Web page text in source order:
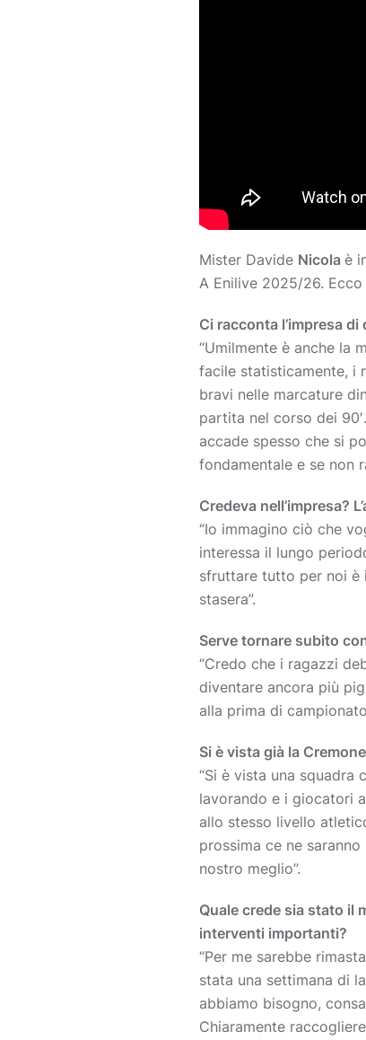
Mister Davide Nicola è
A Enilive 2025/26.
Ci racconta l’impresa
“Umilmente è anche la
facile statisticamente, i
bravi nelle marcature
partita nel corso dei
accade spesso che si
fondamentale e se non
Credeva nell’impresa?
“Io immagino ciò che
interessa il lungo
sfruttare tutto per noi è
stasera”.
Serve tornare subito
“Credo che i ragazzi
diventare ancora più
alla prima di
Si è vista già la
“Si è vista una squadra
lavorando e i giocatori
allo stesso livello
prossima ce ne
nostro meglio”.
Quale crede sia stato il
interventi importanti?
“Per me sarebbe
stata una settimana di
abbiamo bisogno,
Chiaramente